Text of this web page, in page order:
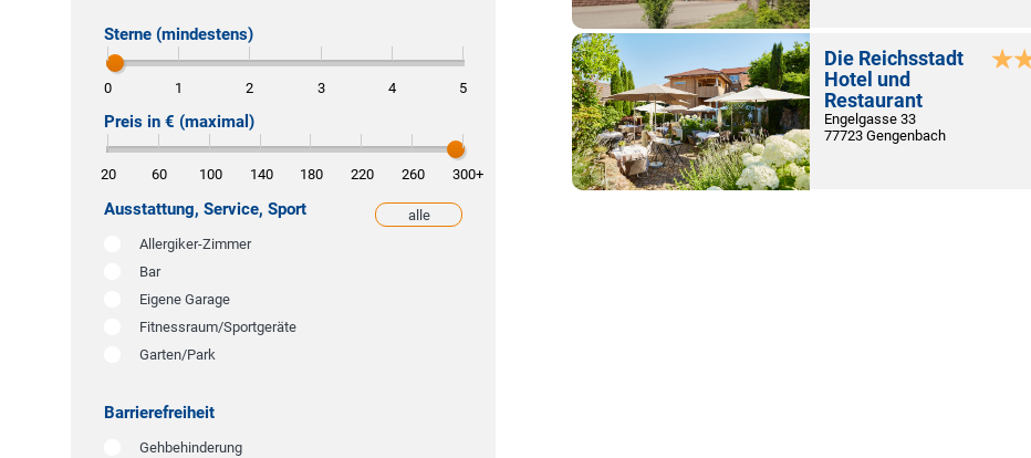
Die Reichsstadt
Hotel und
Restaurant
Engelgasse 33
77723 Gengenbach
Sterne (mindestens)
0 1 2 3 4 5
Preis in € (maximal)
20 60 100 140 180 220 260 300+
alle
Ausstattung, Service, Sport
Allergiker-Zimmer
Bar
Eigene Garage
Fitnessraum/Sportgeräte
Garten/Park
Barrierefreiheit
Gehbehinderung